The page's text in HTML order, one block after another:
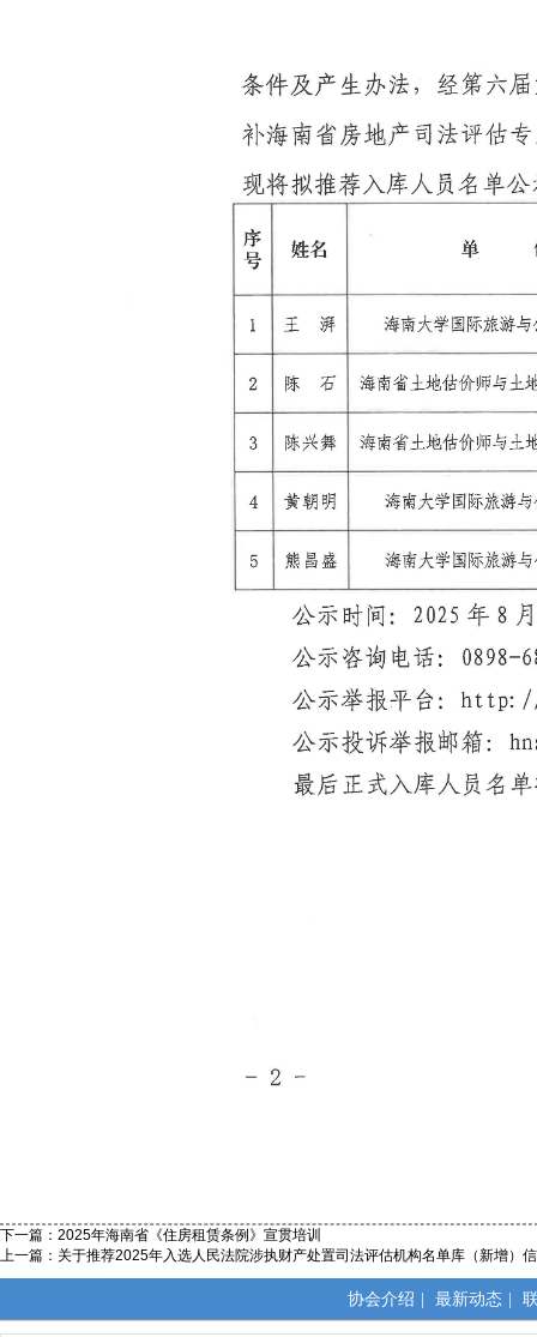
下一篇： 2025年海南省《住房租赁条例》宣贯培训
上一篇： 关于推荐2025年入选人民法院涉执财产处置司法评估机构名单库（新增）
协会介绍 最新动态